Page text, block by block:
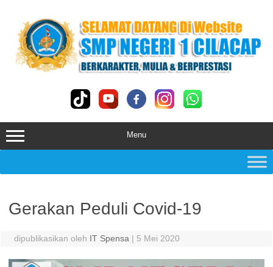
content
Menu
Gerakan Peduli Covid-19
dipublikasikan oleh IT Spensa | 5 Mei 2020